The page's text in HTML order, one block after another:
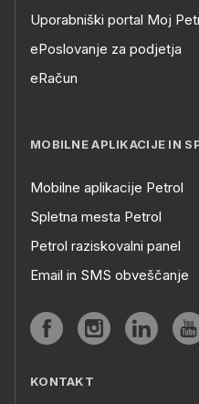
Uporabniški portal Moj
ePoslovanje za podjetja
eRačun
MOBILNE APLIKACIJE IN
Mobilne aplikacije Petrol
Spletna mesta Petrol
Petrol raziskovalni panel
Email in SMS obveščanje
KONTAKT